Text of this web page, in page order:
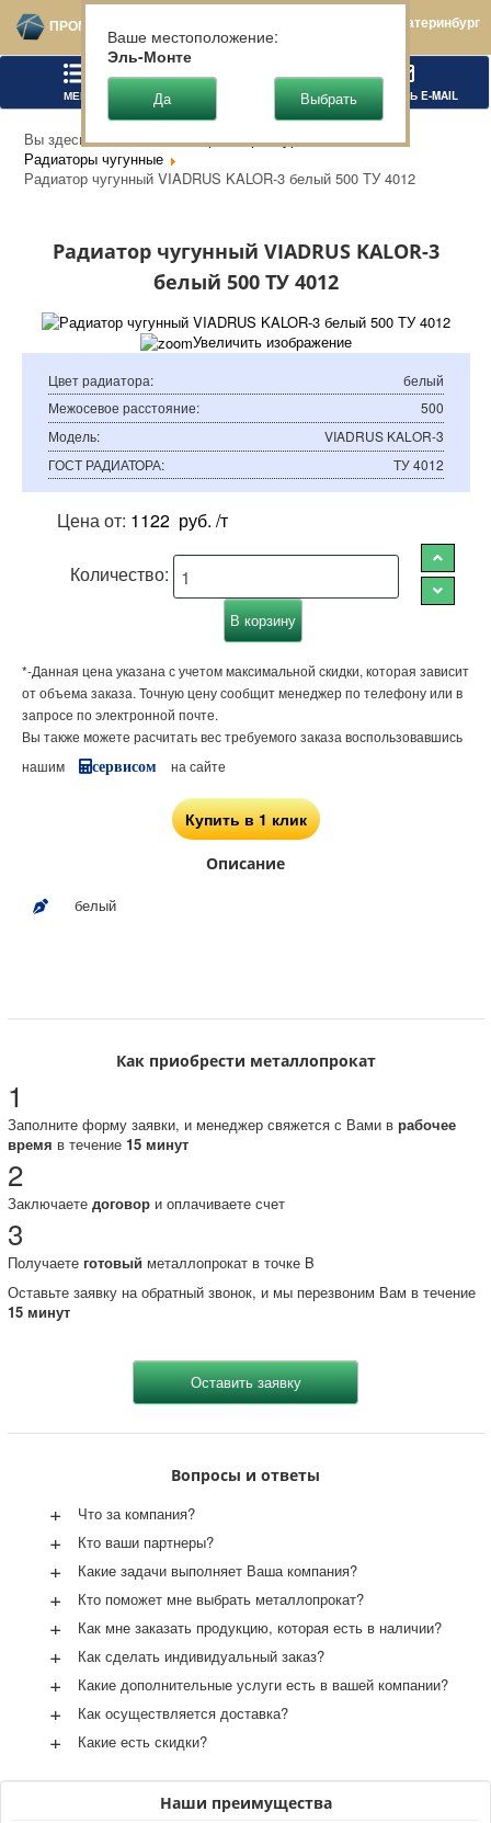
ПРОМТЕХСТАЛЬ Екатеринбург
МЕНЮ НАПИСАТЬ E-MAIL
Вы здесь: Главная
Запорная арматура
Радиаторы чугунные
Радиатор чугунный VIADRUS KALOR-3 белый 500 ТУ 4012
Радиатор чугунный VIADRUS KALOR-3
белый 500 ТУ 4012
Увеличить изображение
Цвет радиатора:
белый
Межосевое расстояние:
500
Модель:
VIADRUS KALOR-3
ГОСТ РАДИАТОРА: ТУ 4012
Цена от: 1122 руб. /т
Количество:
*-Данная цена указана с учетом максимальной скидки, которая зависит
от объема заказа. Точную цену сообщит менеджер по телефону или в
запросе по электронной почте.
Вы также можете расчитать вес требуемого заказа воспользовавшись
нашим
сервисом на сайте
Купить в 1 клик
Описание
белый
Как приобрести металлопрокат
1
Заполните форму заявки, и менеджер свяжется с Вами в рабочее
время в течение 15 минут
2
Заключаете договори оплачиваете счет
3
Получаете готовый металлопрокат в точке B
Оставьте заявку на обратный звонок, и мы перезвоним Вам в течение
15 минут
Вопросы и ответы
+ Что за компания?
+ Кто ваши партнеры?
+ Какие задачи выполняет Ваша компания?
+ Кто поможет мне выбрать металлопрокат?
+ Как мне заказать продукцию, которая есть в наличии?
+ Как сделать индивидуальный заказ?
+ Какие дополнительные услуги есть в вашей компании?
+ Как осуществляется доставка?
+ Какие есть скидки?
Наши преимущества
Ваше местоположение:
Эль-Монте